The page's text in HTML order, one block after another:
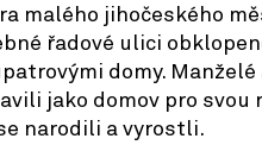
malého jihočeského
řadové ulici
domy.
jako domov pro svou
narodili a vyrostli.